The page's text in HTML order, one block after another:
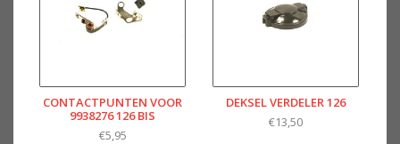
CONTACTPUNTEN VOOR
9938276 126 BIS
€5,95
DEKSEL VERDELER 126
€13,50